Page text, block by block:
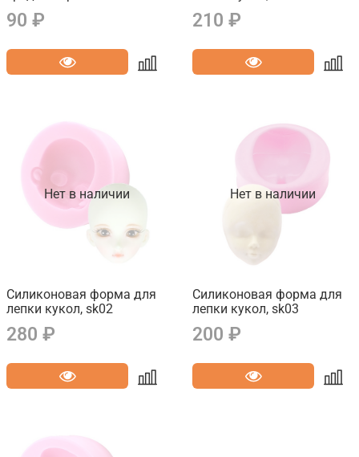
90 ₽ 210 ₽
Нет в наличии
Силиконовая форма для
лепки кукол, sk02
280 ₽
Нет в наличии
Силиконовая форма для
лепки кукол, sk03
200 ₽